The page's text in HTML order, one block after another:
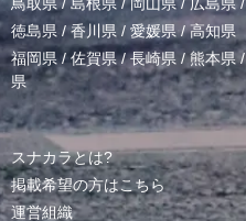
鳥取県/ 島根県 /岡山県/ 広島県 /
徳島県 /香川県 / 愛媛県/高知県
福岡県/佐賀県/長崎県 /熊本県/
県
スナカラとは?
掲載希望の方はこちら
運営組織